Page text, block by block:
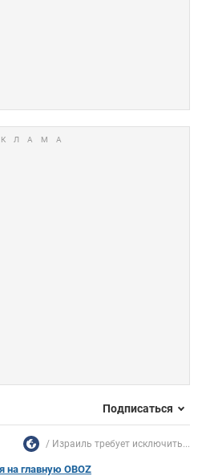
Подписаться
Израиль требует исключить...
на главную OBOZ